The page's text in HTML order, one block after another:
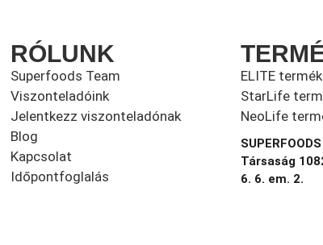
RÓLUNK
Superfoods Team
Viszonteladóink
Jelentkezz viszonteladónak
Blog
Kapcsolat
Időpontfoglalás
ELITE
StarLife
NeoLife
Társaság
6. 6. em. 2.